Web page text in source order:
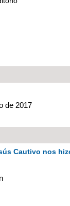
de 2017
Cautivo nos